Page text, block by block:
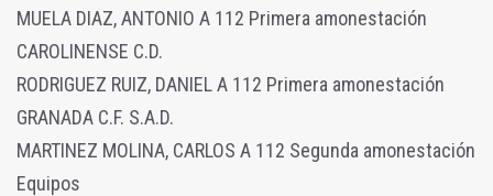
MUELA DIAZ, ANTONIO A 112 Primera amonestación
CAROLINENSE C.D.
RODRIGUEZ RUIZ, DANIEL A 112 Primera amonestación
GRANADA C.F. S.A.D.
MARTINEZ MOLINA, CARLOS A 112 Segunda amonestación
Equipos